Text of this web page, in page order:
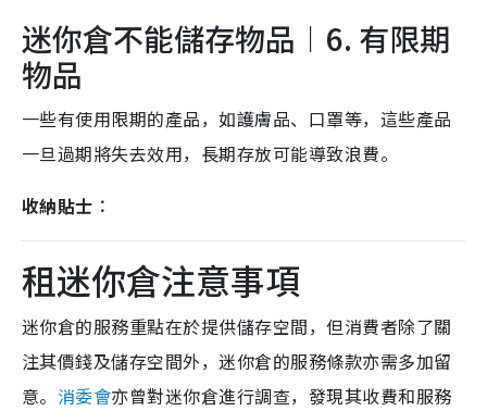
迷你倉不能儲存物品︱6. 有限期
物品
一些有使用限期的產品，如護膚品、口罩等，這些產品
一旦過期將失去效用，長期存放可能導致浪費。
收納貼士︰
租迷你倉注意事項
迷你倉的服務重點在於提供儲存空間，但消費者除了關
注其價錢及儲存空間外，迷你倉的服務條款亦需多加留
意。 消委會亦曾對迷你倉進行調查，發現其收費和服務